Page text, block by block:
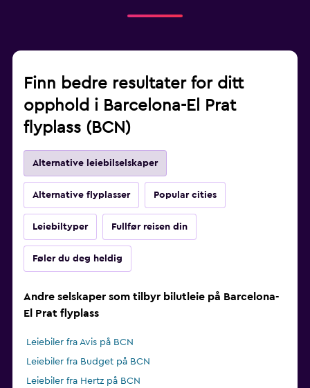
Finn bedre resultater for ditt
opphold i Barcelona-El Prat
flyplass (BCN)
Alternative leiebilselskaper
Alternative flyplasser Popular cities
Leiebiltyper Fullfør reisen din
Føler du deg heldig
Andre selskaper som tilbyr bilutleie på Barcelona-
El Prat flyplass
Leiebiler fra Avis på BCN
Leiebiler fra Budget på BCN
Leiebiler fra Hertz på BCN